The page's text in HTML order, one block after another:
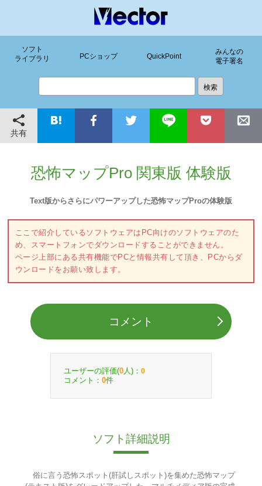
ソフト
ライブラリ
PCショップ QuickPoint
みんなの
電子署名
共有
恐怖マップPro 関東版 体験版
Text版からさらにパワーアップした恐怖マップProの体験版
ここで紹介しているソフトウェアはPC向けのソフトウェアのた
め、スマートフォンでダウンロードすることができません。
ページ上部にある共有機能でPCと情報共有して頂き、PCからダ
ウンロードをお願い致します。
コメント
ユーザーの評価(0 人)： 0
コメント： 0件
ソフト詳細説明
俗に言う恐怖スポット(肝試しスポット)を集めた恐怖マップ